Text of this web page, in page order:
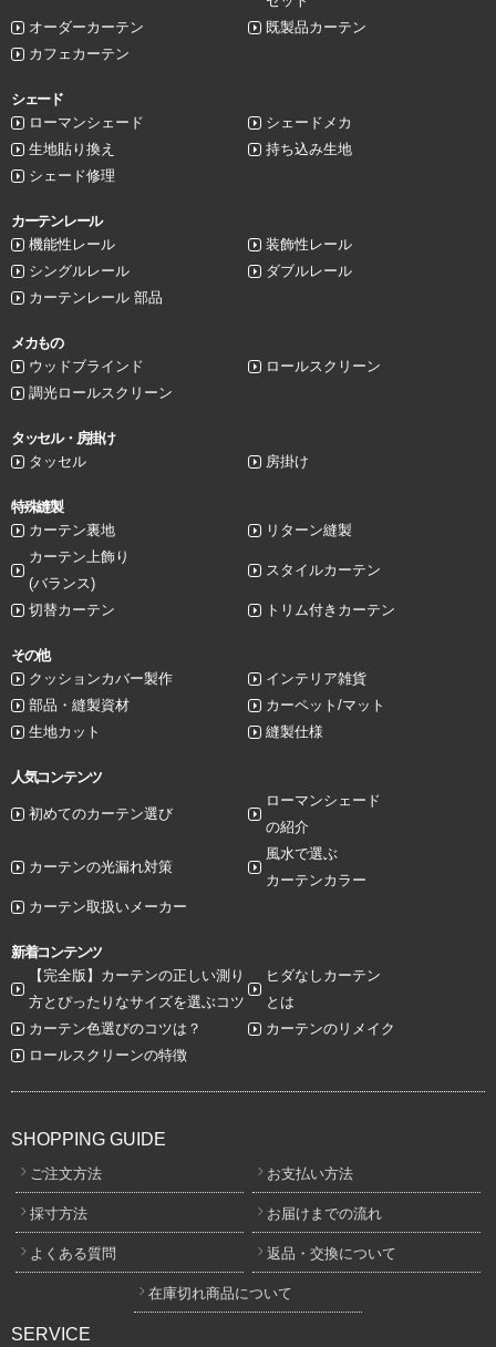
オーダーカーテン
既製品カーテン
カフェカーテン
シェード
ローマンシェード
シェードメカ
生地貼り換え
持ち込み生地
シェード修理
カーテンレール
機能性レール
装飾性レール
シングルレール
ダブルレール
カーテンレール 部品
メカもの
ウッドブラインド
ロールスクリーン
調光ロールスクリーン
タッセル・房掛け
タッセル
房掛け
特殊縫製
カーテン裏地
リターン縫製
カーテン上飾り
(バランス)
スタイルカーテン
切替カーテン トリム付きカーテン
その他
クッションカバー製作
インテリア雑貨
部品・縫製資材
カーペット/マット
生地カット
縫製仕様
人気コンテンツ
初めてのカーテン選び
ローマンシェード
の紹介
カーテンの光漏れ対策
風水で選ぶ
カーテンカラー
カーテン取扱いメーカー
新着コンテンツ
【完全版】カーテンの正しい測り
方とぴったりなサイズを選ぶコツ
ヒダなしカーテン
とは
カーテン色選びのコツは？
カーテンのリメイク
ロールスクリーンの特徴
SHOPPING GUIDE
ご注文方法 お支払い方法
採寸方法 お届けまでの流れ
よくある質問 返品・交換について
在庫切れ商品について
SERVICE